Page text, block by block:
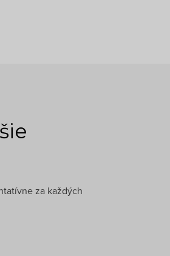
za každých